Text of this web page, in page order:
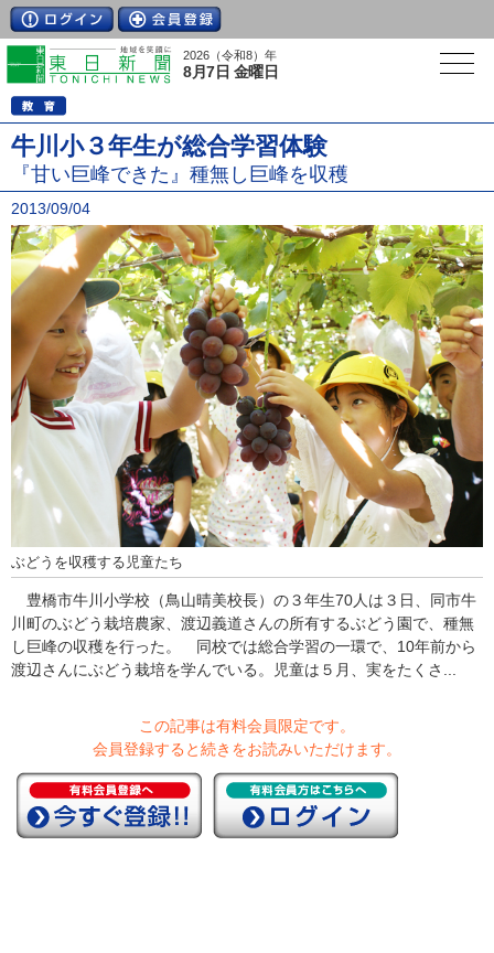
2026（令和8）年
8月7日 金曜日
牛川小３年生が総合学習体験
『甘い巨峰できた』種無し巨峰を収穫
2013/09/04
ぶどうを収穫する児童たち
豊橋市牛川小学校（鳥山晴美校長）の３年生70人は３日、同市牛
川町のぶどう栽培農家、渡辺義道さんの所有するぶどう園で、種無
し巨峰の収穫を行った。 同校では総合学習の一環で、10年前から
渡辺さんにぶどう栽培を学んでいる。児童は５月、実をたくさ...
この記事は有料会員限定です。
会員登録すると続きをお読みいただけます。